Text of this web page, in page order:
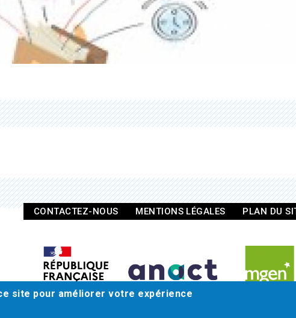
CONTACTEZ-NOUS MENTIONS LÉGALES PLAN DU
site pour améliorer votre expérience